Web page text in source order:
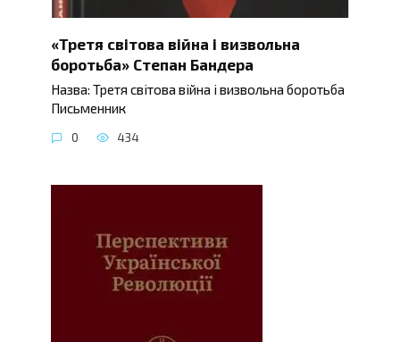
«Третя світова війна і визвольна
боротьба» Степан Бандера
Назва: Третя світова війна і визвольна боротьба
Письменник
0 434